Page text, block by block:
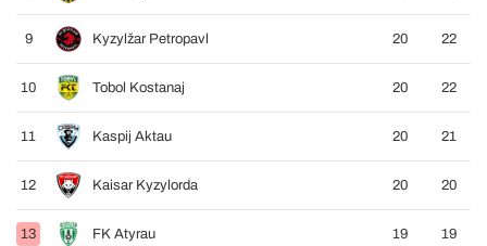
9 Kyzylžar Petropavl 20 22
10 Tobol Kostanaj 20 22
11 Kaspij Aktau 20 21
12 Kaisar Kyzylorda 20 20
13 FK Atyrau 19 19